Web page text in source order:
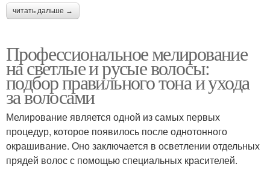
читать дальше →
Профессиональное мелирование
на светлые и русые волосы:
подбор правильного тона и ухода
за волосами
Мелирование является одной из самых первых
процедур, которое появилось после однотонного
окрашивание. Оно заключается в осветлении отдельных
прядей волос с помощью специальных красителей.